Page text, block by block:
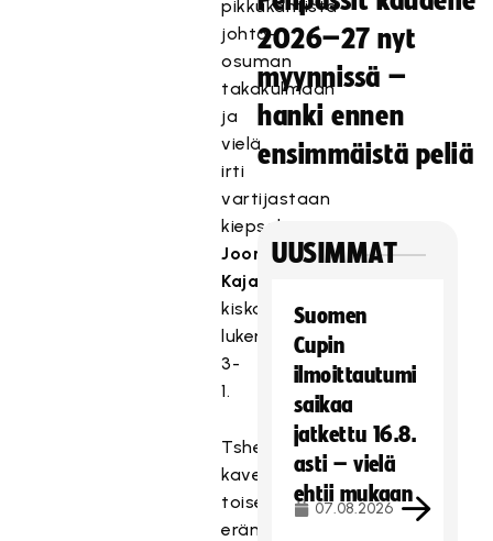
pikkukantista
johto-
osuman
takakulmaan
ja
vielä
irti
vartijastaan
kiepsahtanut
Joona
Kajaala
kiskaisi
lukemiksi
3-
1.
Tshekki
kavensi
toisen
erän
2026–27 nyt
myynnissä –
hanki ennen
ensimmäistä peliä
UUSIMMAT
Suomen
Cupin
ilmoittautumi
saikaa
jatkettu 16.8.
asti – vielä
ehtii mukaan
07.08.2026